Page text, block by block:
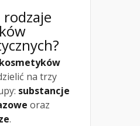
rodzaje
na trzy
substancje
oraz
.